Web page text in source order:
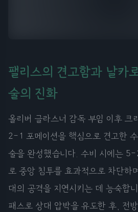
팰리스의 견고함과 날카
술의 진화
올리버 글라스너 감독 부임 이후
2-1 포메이션을 핵심으로 견고한
술을 완성했습니다. 수비 시에는
로 중앙 침투를 효과적으로 차단하
대의 공격을 지연시키는 데 능숙합
패스로 상대 압박을 유도한 후, 전